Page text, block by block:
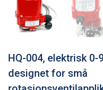
HQ-004, elektrisk
designet for små